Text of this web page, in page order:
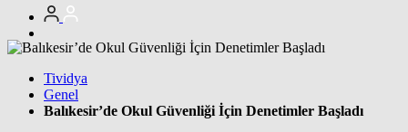
Tividya
Genel
Balıkesir’de Okul Güvenliği İçin Denetimler Başladı